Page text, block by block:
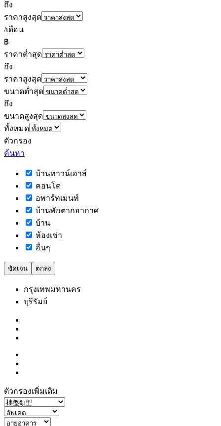
ถึง
ราคาสูงสุด
/เดือน
฿
ราคาต่ำสุด
ถึง
ราคาสูงสุด
ขนาดต่ำสุด
ถึง
ขนาดสูงสุด
ทั้งหมด
ตัวกรอง
ค้นหา
บ้านทาวน์เฮาส์
คอนโด
อพาร์ทเมนท์
บ้านพักตากอากาศ
บ้าน
ห้องเช่า
อื่นๆ
ชัดเจน ตกลง
กรุงเทพมหานคร
บุรีรัมย์
ตัวกรองเพิ่มเติม